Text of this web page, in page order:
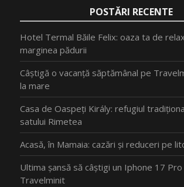
POSTĂRI RECENTE
Hotel Termal Băile Felix: oaza ta de
marginea pădurii
Câștigă o vacanță săptămânal pe
la mare
Casa de Oaspeți Király: refugiul
satului Rimetea
Acasă, în Mamaia: cazări și reduceri pe
Ultima șansă să câștigi un Iphone 17 Pro
Travelminit